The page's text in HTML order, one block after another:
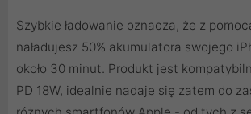
Szybkie ładowanie oznacza, że z
naładujesz 50% akumulatora swojego
około 30 minut. Produkt jest
PD 18W, idealnie nadaje się zatem do